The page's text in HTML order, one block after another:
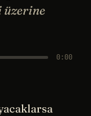
üzerine
0:00